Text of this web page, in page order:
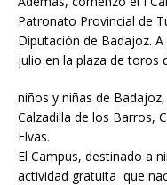
Patronato Provincial de
Diputación de Badajoz.
julio en la plaza de toros
niños y niñas de
Calzadilla de los Barros,
Elvas.
El Campus, destinado a
actividad gratuita que